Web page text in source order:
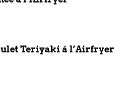
Teriyaki à l’Airfryer